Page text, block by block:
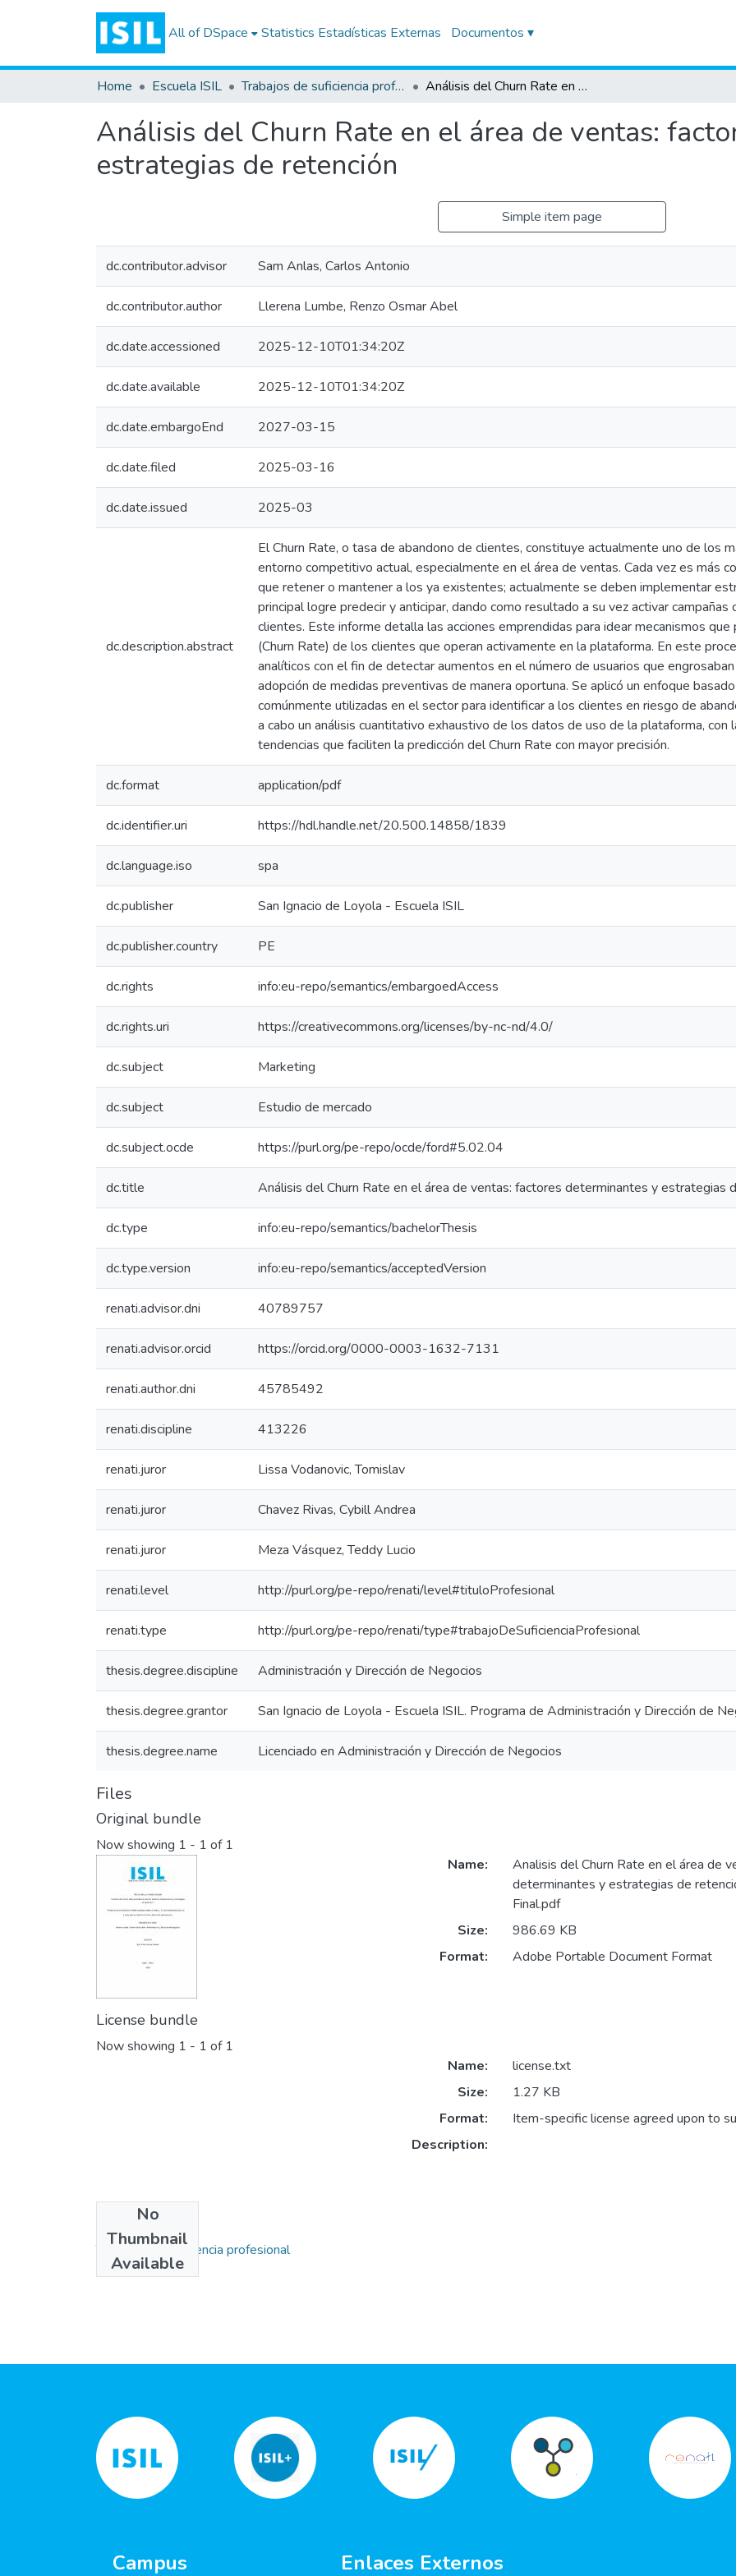
All of DSpace Statistics Estadísticas Externas Documentos ▾
Home Escuela ISIL Trabajos de suficiencia profesional Análisis del Churn Rate en el área de ventas: factores determinantes y estrategias de retención
Análisis del Churn Rate en el área de ventas:
estrategias de retención
Simple item page
dc.contributor.advisor Sam Anlas, Carlos Antonio
dc.contributor.author Llerena Lumbe, Renzo Osmar Abel
dc.date.accessioned 2025-12-10T01:34:20Z
dc.date.available 2025-12-10T01:34:20Z
dc.date.embargoEnd 2027-03-15
dc.date.filed 2025-03-16
dc.date.issued 2025-03
dc.description.abstract
El Churn Rate, o tasa de abandono de clientes, constituye actualmente uno de los
entorno competitivo actual, especialmente en el área de ventas. Cada vez es más
que retener o mantener a los ya existentes; actualmente se deben implementar
principal logre predecir y anticipar, dando como resultado a su vez activar
clientes. Este informe detalla las acciones emprendidas para idear mecanismos
(Churn Rate) de los clientes que operan activamente en la plataforma. En este
analíticos con el fin de detectar aumentos en el número de usuarios que
adopción de medidas preventivas de manera oportuna. Se aplicó un enfoque
comúnmente utilizadas en el sector para identificar a los clientes en riesgo de
a cabo un análisis cuantitativo exhaustivo de los datos de uso de la plataforma,
tendencias que faciliten la predicción del Churn Rate con mayor precisión.
dc.format application/pdf
dc.identifier.uri https://hdl.handle.net/20.500.14858/1839
dc.language.iso spa
dc.publisher San Ignacio de Loyola - Escuela ISIL
dc.publisher.country PE
dc.rights info:eu-repo/semantics/embargoedAccess
dc.rights.uri https://creativecommons.org/licenses/by-nc-nd/4.0/
dc.subject Marketing
dc.subject Estudio de mercado
dc.subject.ocde https://purl.org/pe-repo/ocde/ford#5.02.04
dc.title Análisis del Churn Rate en el área de ventas: factores determinantes y estrategias
dc.type info:eu-repo/semantics/bachelorThesis
dc.type.version info:eu-repo/semantics/acceptedVersion
renati.advisor.dni 40789757
renati.advisor.orcid https://orcid.org/0000-0003-1632-7131
renati.author.dni 45785492
renati.discipline 413226
renati.juror Lissa Vodanovic, Tomislav
renati.juror Chavez Rivas, Cybill Andrea
renati.juror Meza Vásquez, Teddy Lucio
renati.level http://purl.org/pe-repo/renati/level#tituloProfesional
renati.type http://purl.org/pe-repo/renati/type#trabajoDeSuficienciaProfesional
thesis.degree.discipline Administración y Dirección de Negocios
thesis.degree.grantor San Ignacio de Loyola - Escuela ISIL. Programa de Administración y Dirección de
thesis.degree.name Licenciado en Administración y Dirección de Negocios
Files
Original bundle
Now showing 1 - 1 of 1
Name:
Analisis del Churn Rate en el área de
determinantes y estrategias de
Final.pdf
Size:
986.69 KB
Format:
Adobe Portable Document Format
License bundle
Now showing 1 - 1 of 1
No
Thumbnail
Available
Name:
license.txt
Size:
1.27 KB
Format:
Item-specific license agreed upon to
Description:
Collections
Trabajos de suficiencia profesional
Campus Enlaces Externos